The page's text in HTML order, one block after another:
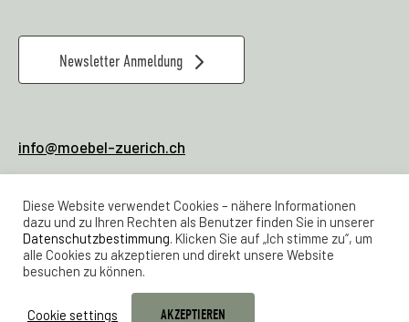
Newsletter Anmeldung
info@moebel-zuerich.ch
Werkstatt 044 461 21 23
Lager Feldstrasse 24
Samstags 11 -16 Uhr
Maps Link Feldstrasse 24
Diese Website verwendet Cookies – nähere Informationen
dazu und zu Ihren Rechten als Benutzer finden Sie in unserer
Datenschutzbestimmung. Klicken Sie auf „Ich stimme zu“, um
alle Cookies zu akzeptieren und direkt unsere Website
besuchen zu können.
Cookie settings AKZEPTIEREN